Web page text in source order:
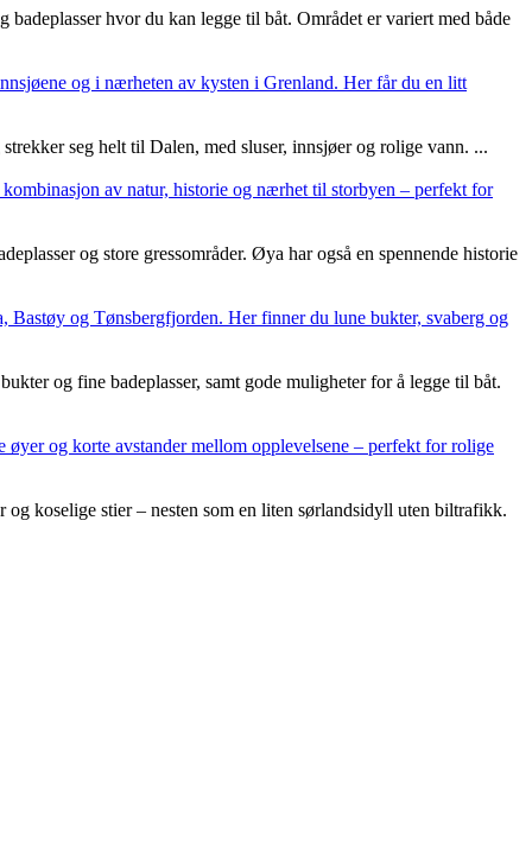
hvor du kan legge til båt. Området er variert med både
og i nærheten av kysten i Grenland. Her får du en litt
seg helt til Dalen, med sluser, innsjøer og rolige vann. ...
av natur, historie og nærhet til storbyen – perfekt for
og store gressområder. Øya har også en spennende historie
og Tønsbergfjorden. Her finner du lune bukter, svaberg og
og fine badeplasser, samt gode muligheter for å legge til båt.
og korte avstander mellom opplevelsene – perfekt for rolige
koselige stier – nesten som en liten sørlandsidyll uten biltrafikk.